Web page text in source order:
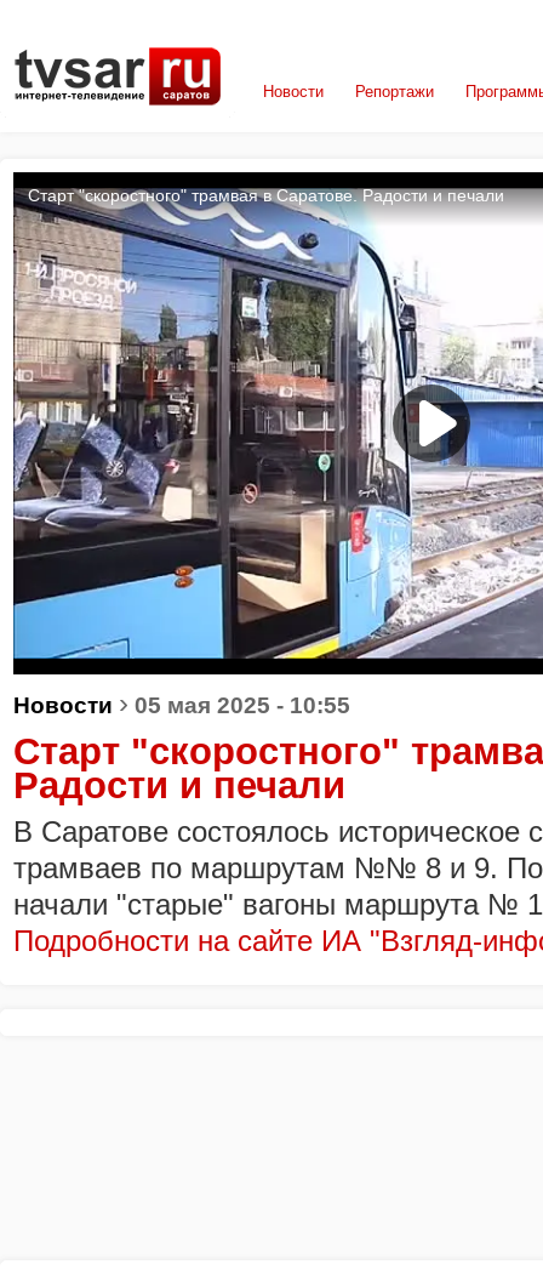
Новости Репортажи
Новости › 05 мая 2025 - 10:55
Старт "скоростного"
Радости и печали
В Саратове состоялось историческое
трамваев по маршрутам №№ 8 и 9.
начали "старые" вагоны маршрута №
Подробности на сайте ИА "Взгляд-